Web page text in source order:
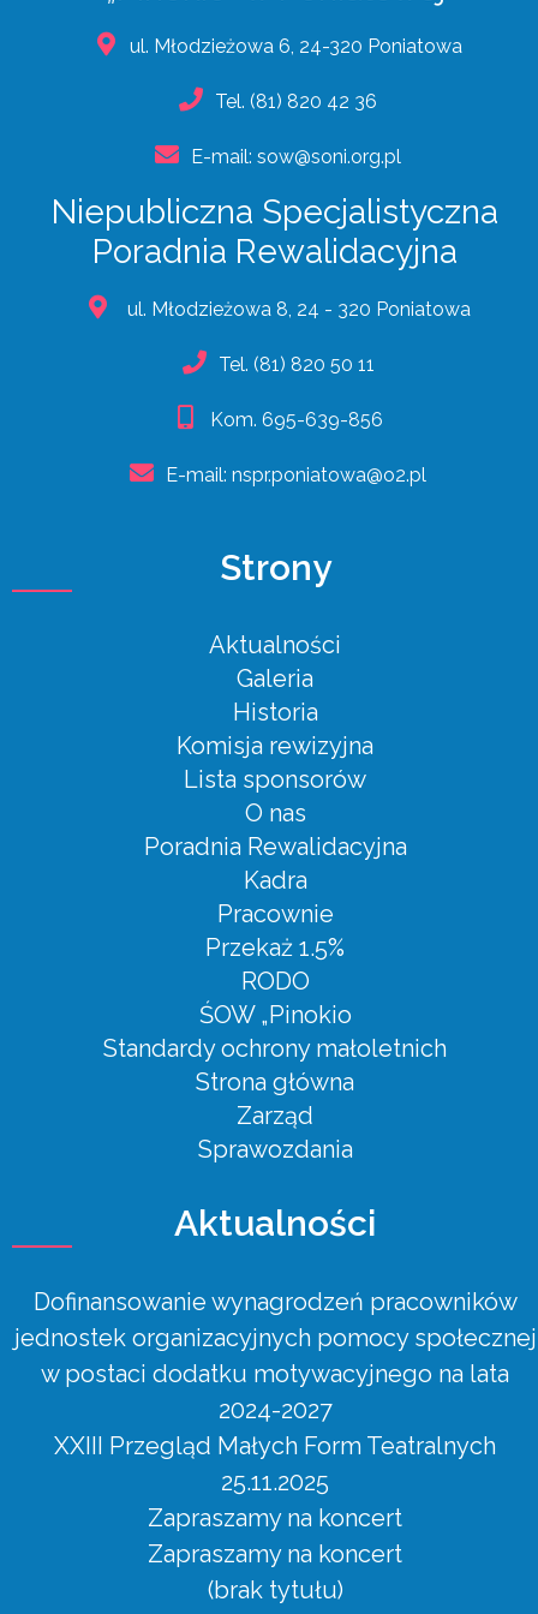
ul. Młodzieżowa 6, 24-320 Poniatowa
Tel. (81) 820 42 36
E-mail: sow@soni.org.pl
Niepubliczna Specjalistyczna
Poradnia Rewalidacyjna
ul. Młodzieżowa 8, 24 - 320 Poniatowa
Tel. (81) 820 50 11
Kom. 695-639-856
E-mail: nspr.poniatowa@o2.pl
Strony
Aktualności
Galeria
Historia
Komisja rewizyjna
Lista sponsorów
O nas
Poradnia Rewalidacyjna
Kadra
Pracownie
Przekaż 1.5%
RODO
ŚOW „Pinokio
Standardy ochrony małoletnich
Strona główna
Zarząd
Sprawozdania
Aktualności
Dofinansowanie wynagrodzeń pracowników
jednostek organizacyjnych pomocy społecznej
w postaci dodatku motywacyjnego na lata
2024-2027
XXIII Przegląd Małych Form Teatralnych
25.11.2025
Zapraszamy na koncert
Zapraszamy na koncert
(brak tytułu)